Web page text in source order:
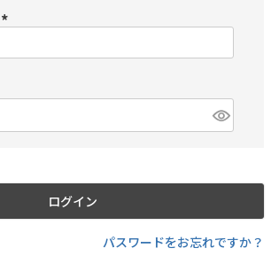
必
)
ログイン
パスワードをお忘れですか？